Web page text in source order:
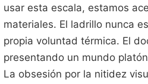
usar esta escala, estamos
materiales. El ladrillo nunca
propia voluntad térmica. El
presentando un mundo
La obsesión por la nitidez